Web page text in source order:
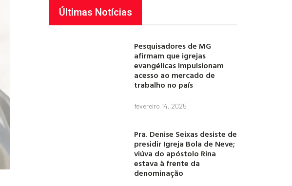
Últimas Notícias
Pesquisadores de MG
afirmam que igrejas
evangélicas impulsionam
acesso ao mercado de
trabalho no país
fevereiro 14, 2025
Pra. Denise Seixas desiste de
presidir Igreja Bola de Neve;
viúva do apóstolo Rina
estava à frente da
denominação